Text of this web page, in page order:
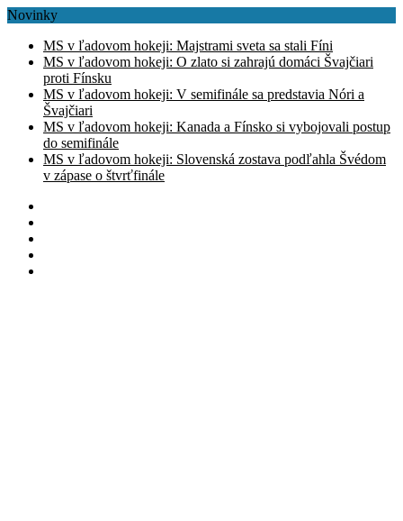
Novinky
MS v ľadovom hokeji: Majstrami sveta sa stali Fíni
MS v ľadovom hokeji: O zlato si zahrajú domáci Švajčiari
proti Fínsku
MS v ľadovom hokeji: V semifinále sa predstavia Nóri a
Švajčiari
MS v ľadovom hokeji: Kanada a Fínsko si vybojovali postup
do semifinále
MS v ľadovom hokeji: Slovenská zostava podľahla Švédom
v zápase o štvrťfinále